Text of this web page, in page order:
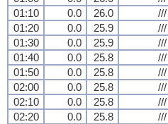
01:10
0.0 26.0 ///
01:20
0.0 25.9 ///
01:30
0.0 25.9 ///
01:40
0.0 25.8 ///
01:50
0.0 25.8 ///
02:00
0.0 25.8 ///
02:10
0.0 25.8 ///
02:20
0.0 25.8 ///